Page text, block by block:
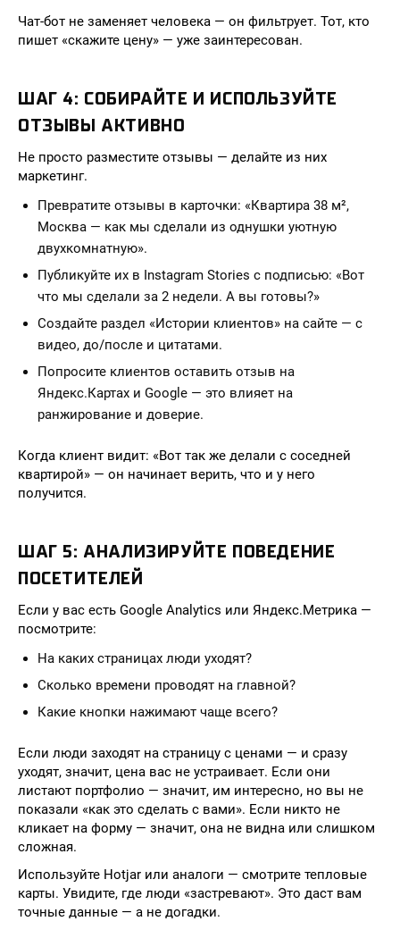
Чат-бот не заменяет человека — он фильтрует. Тот, кто
пишет «скажите цену» — уже заинтересован.
ШАГ 4: СОБИРАЙТЕ И ИСПОЛЬЗУЙТЕ
ОТЗЫВЫ АКТИВНО
Не просто разместите отзывы — делайте из них
маркетинг.
Превратите отзывы в карточки: «Квартира 38 м²,
Москва — как мы сделали из однушки уютную
двухкомнатную».
Публикуйте их в Instagram Stories с подписью: «Вот
что мы сделали за 2 недели. А вы готовы?»
Создайте раздел «Истории клиентов» на сайте — с
видео, до/после и цитатами.
Попросите клиентов оставить отзыв на
Яндекс.Картах и Google — это влияет на
ранжирование и доверие.
Когда клиент видит: «Вот так же делали с соседней
квартирой» — он начинает верить, что и у него
получится.
ШАГ 5: АНАЛИЗИРУЙТЕ ПОВЕДЕНИЕ
ПОСЕТИТЕЛЕЙ
Если у вас есть Google Analytics или Яндекс.Метрика —
посмотрите:
На каких страницах люди уходят?
Сколько времени проводят на главной?
Какие кнопки нажимают чаще всего?
Если люди заходят на страницу с ценами — и сразу
уходят, значит, цена вас не устраивает. Если они
листают портфолио — значит, им интересно, но вы не
показали «как это сделать с вами». Если никто не
кликает на форму — значит, она не видна или слишком
сложная.
Используйте Hotjar или аналоги — смотрите тепловые
карты. Увидите, где люди «застревают». Это даст вам
точные данные — а не догадки.